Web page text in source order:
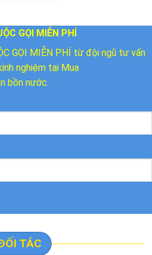
GỌI MIỄN PHÍ
GỌI MIỄN PHÍ từ đội ngũ tư vấn
nghiệm tại Mua
bồn nước.
TÁC